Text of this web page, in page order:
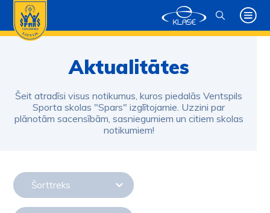
Aktualitātes
Šeit atradīsi visus notikumus, kuros piedalās Ventspils
Sporta skolas "Spars" izglītojamie. Uzzini par
plānotām sacensībām, sasniegumiem un citiem skolas
notikumiem!
Šorttreks